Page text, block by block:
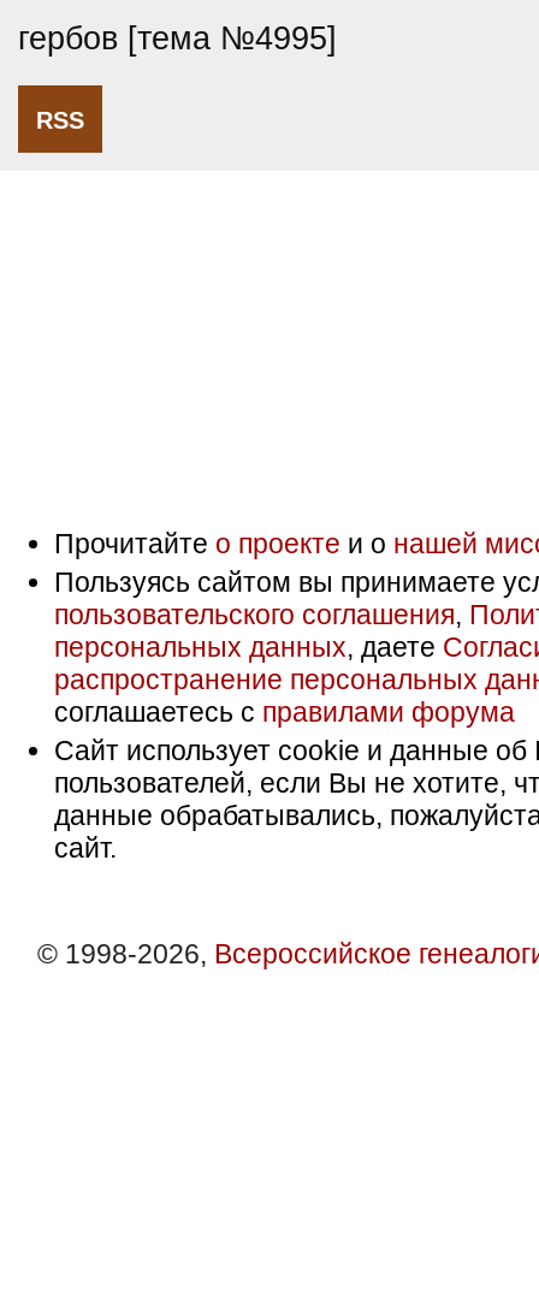
гербов [тема №4995]
RSS
Прочитайте о проекте и о нашей
Пользуясь сайтом вы принимаете
пользовательского соглашения,
персональных данных, даете
распространение персональных
соглашаетесь с правилами форума
Сайт использует cookie и данные об
пользователей, если Вы не хотите,
данные обрабатывались,
сайт.
© 1998-2026, Всероссийское